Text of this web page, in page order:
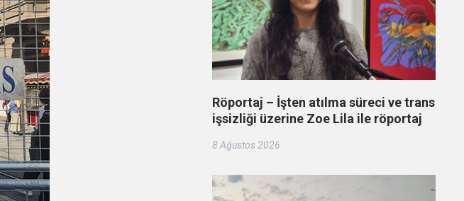
Röportaj – İşten atılma süreci ve trans
işsizliği üzerine Zoe Lila ile röportaj
8 Ağustos 2026